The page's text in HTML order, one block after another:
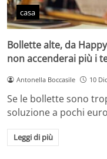
casa
Bollette alte, da
non accenderai più i
Antonella Boccasile 10
Se le bollette sono
soluzione a pochi
Leggi di più